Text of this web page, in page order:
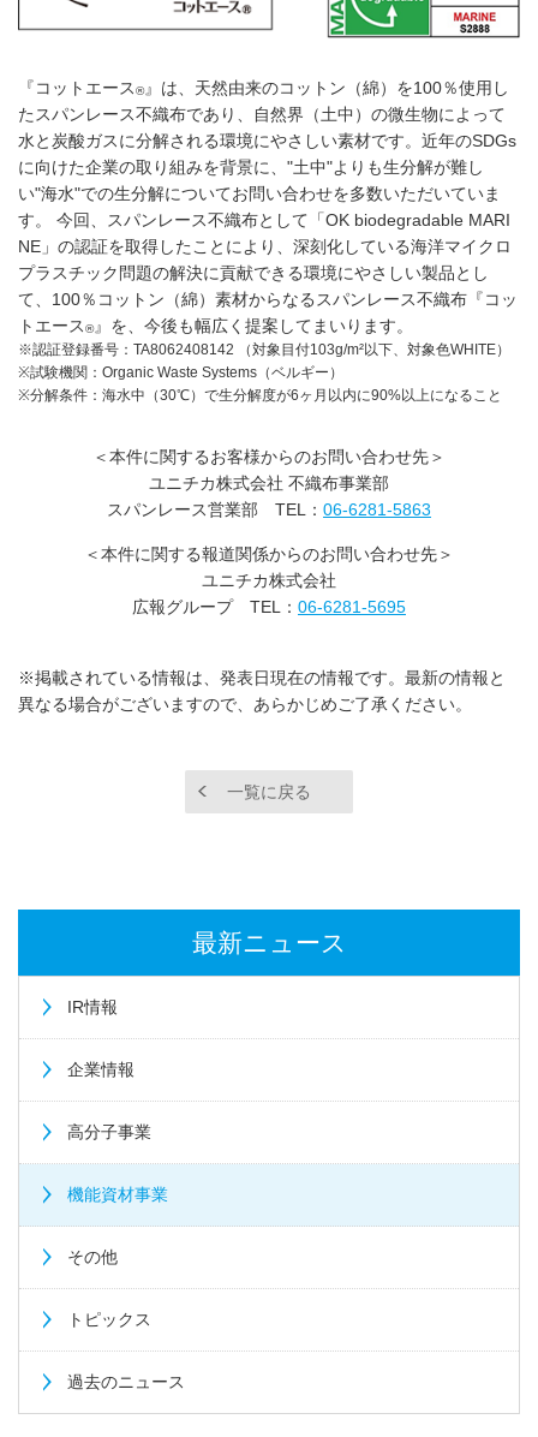
『コットエース®』は、天然由来のコットン（綿）を100％使用し
たスパンレース不織布であり、自然界（土中）の微生物によって
水と炭酸ガスに分解される環境にやさしい素材です。近年のSDGs
に向けた企業の取り組みを背景に、"土中"よりも生分解が難し
い"海水"での生分解についてお問い合わせを多数いただいていま
す。 今回、スパンレース不織布として「OK biodegradable MARI
NE」の認証を取得したことにより、深刻化している海洋マイクロ
プラスチック問題の解決に貢献できる環境にやさしい製品とし
て、100％コットン（綿）素材からなるスパンレース不織布『コッ
トエース®』を、今後も幅広く提案してまいります。
※認証登録番号：TA8062408142 （対象目付103g/m²以下、対象色WHITE）
※試験機関：Organic Waste Systems（ベルギー）
※分解条件：海水中（30℃）で生分解度が6ヶ月以内に90%以上になること
＜本件に関するお客様からのお問い合わせ先＞
ユニチカ株式会社 不織布事業部
スパンレース営業部 TEL： 06-6281-5863
＜本件に関する報道関係からのお問い合わせ先＞
ユニチカ株式会社
広報グループ TEL： 06-6281-5695
※掲載されている情報は、発表日現在の情報です。最新の情報と
異なる場合がございますので、あらかじめご了承ください。
一覧に戻る
最新ニュース
IR情報
企業情報
高分子事業
機能資材事業
その他
トピックス
過去のニュース